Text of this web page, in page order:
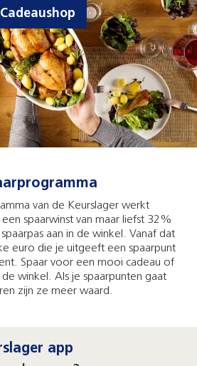
Cadeaushop
van de Keurslager werkt
spaarwinst van maar liefst 32%
aan in de winkel. Vanaf dat
euro die je uitgeeft een spaarpunt
Spaar voor een mooi cadeau of
winkel. Als je spaarpunten gaat
zijn ze meer waard.
app